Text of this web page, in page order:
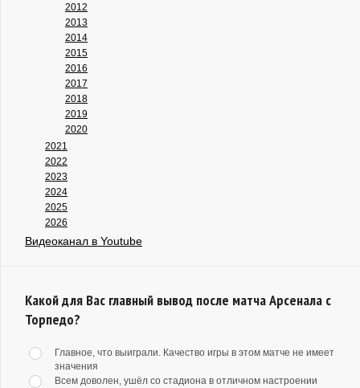
2012
2013
2014
2015
2016
2017
2018
2019
2020
2021
2022
2023
2024
2025
2026
Видеоканал в Youtube
Какой для Вас главный вывод после матча Арсенала с
Торпедо?
Главное, что выиграли. Качество игры в этом матче не имеет
значения
Всем доволен, ушёл со стадиона в отличном настроении